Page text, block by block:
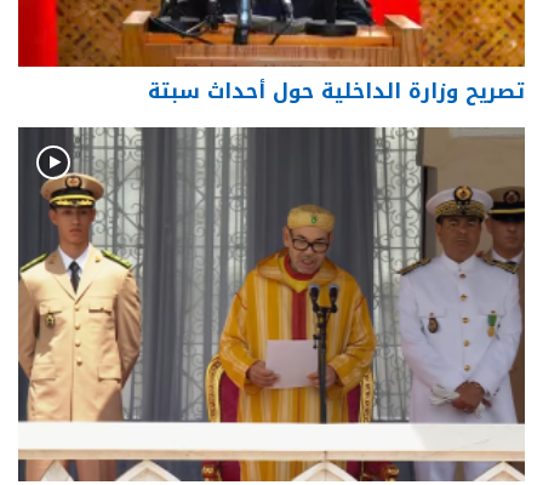
تصريح وزارة الداخلية حول أحداث سبتة